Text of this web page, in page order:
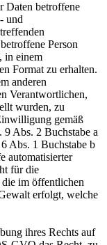
Daten betroffene
und
Person
in einem
Format zu erhalten.
anderen
Verantwortlichen,
wurden, zu
gemäß
Abs. 2 Buchstabe a
Abs. 1 Buchstabe b
automatisierter
für die
im öffentlichen
erfolgt, welche
ihres Rechts auf